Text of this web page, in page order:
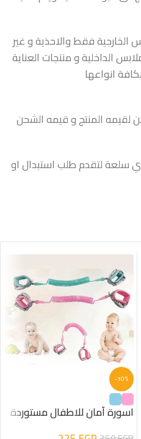
الخارجية فقط والاحذية و غير
الداخلية و منتجات العناية
انواعها
لقيمه المنتج و قيمه الشحن
أي سلعة لتقدم طلب استبدال او
-10%
اسورة آمان للاطفال مستوردة